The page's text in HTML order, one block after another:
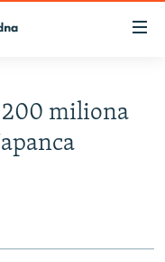
200 miliona